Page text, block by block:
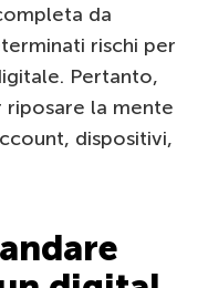
da
rischi per
Pertanto,
la mente
dispositivi,